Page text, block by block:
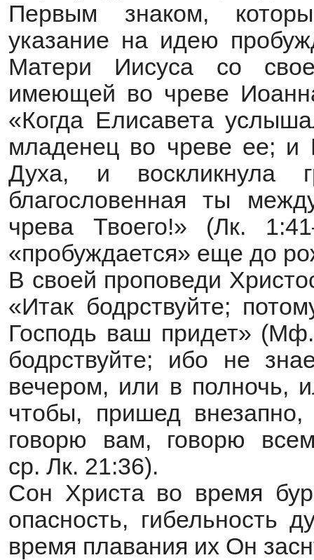
Первым знаком,
указание на идею
Матери Иисуса со
имеющей во чреве
«Когда Елисавета
младенец во чреве ее; и
Духа, и воскликнула
благословенная ты
чрева Твоего!» (Лк.
«пробуждается» еще до
В своей проповеди
«Итак бодрствуйте;
Господь ваш придет»
бодрствуйте; ибо не
вечером, или в полночь,
чтобы, пришед
говорю вам, говорю
ср. Лк. 21:36).
Сон Христа во время
опасность, гибельность
время плавания их Он